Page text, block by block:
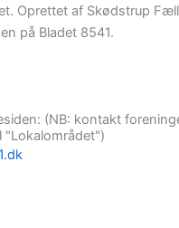
Oprettet af Skødstrup
på Bladet 8541.
(NB: kontakt
"Lokalområdet")